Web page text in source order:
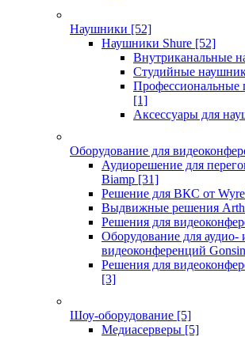
Наушники [52]
Наушники Shure [52]
Внутриканальные
Студийные
Профессиональные
[1]
Аксессуары для
Оборудование для
Аудиорешение для
Biamp [31]
Решение для ВКС от
Выдвижные решения
Решения для
Оборудование для аудио-
видеоконференций Gonsin
Решения для
[3]
Шоу-оборудование [5]
Медиасерверы [5]